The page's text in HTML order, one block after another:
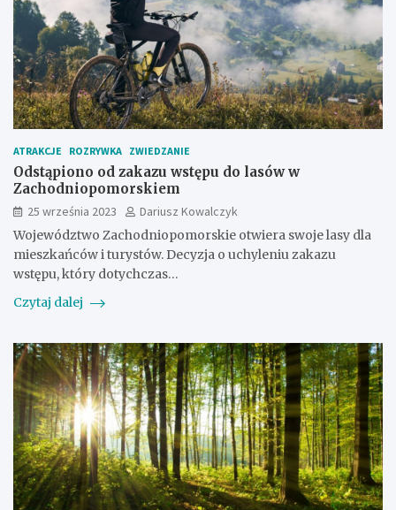
ATRAKCJE ROZRYWKA ZWIEDZANIE
Odstąpiono od zakazu wstępu do lasów w
Zachodniopomorskiem
25 września 2023
Dariusz Kowalczyk
Województwo Zachodniopomorskie otwiera swoje lasy dla
mieszkańców i turystów. Decyzja o uchyleniu zakazu
wstępu, który dotychczas…
Czytaj dalej